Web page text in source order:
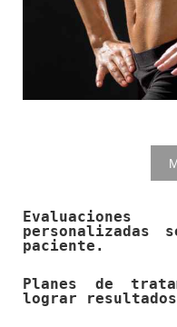
personalizadas
paciente.
Planes de
lograr